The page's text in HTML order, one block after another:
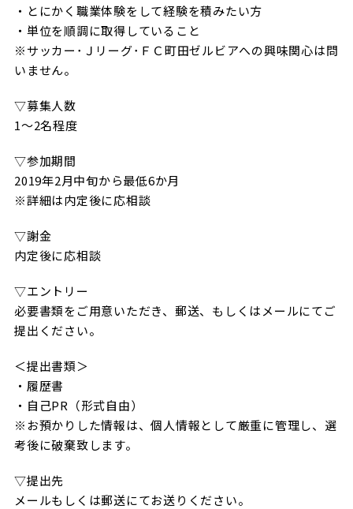
・とにかく職業体験をして経験を積みたい方
・単位を順調に取得していること
※サッカー･Ｊリーグ･ＦＣ町田ゼルビアへの興味関心は問
いません。
▽募集人数
1～2名程度
▽参加期間
2019年2月中旬から最低6か月
※詳細は内定後に応相談
▽謝金
内定後に応相談
▽エントリー
必要書類をご用意いただき、郵送、もしくはメールにてご
提出ください。
＜提出書類＞
・履歴書
・自己PR（形式自由）
※お預かりした情報は、個人情報として厳重に管理し、選
考後に破棄致します。
▽提出先
メールもしくは郵送にてお送りください。